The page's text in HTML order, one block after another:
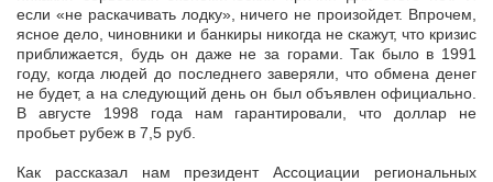
если «не раскачивать лодку», ничего не произойдет. Впрочем,
ясное дело, чиновники и банкиры никогда не скажут, что кризис
приближается, будь он даже не за горами. Так было в 1991
году, когда людей до последнего заверяли, что обмена денег
не будет, а на следующий день он был объявлен официально.
В августе 1998 года нам гарантировали, что доллар не
пробьет рубеж в 7,5 руб.
Как рассказал нам президент Ассоциации региональных